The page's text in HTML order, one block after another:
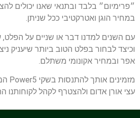
״פרימיום״ בלבד ובתנאי שאנו יכולים
במחיר הוגן ואטרקטיבי ככל שניתן.
עם השנים למדנו דבר או שניים על הפלט,
וכיצד לבחור בפלט הטוב ביותר שיעניק
אפר ובמחיר אקונומי משתלם.
עצי אורן אדום ולהצטרף לקהל לקוחותנו